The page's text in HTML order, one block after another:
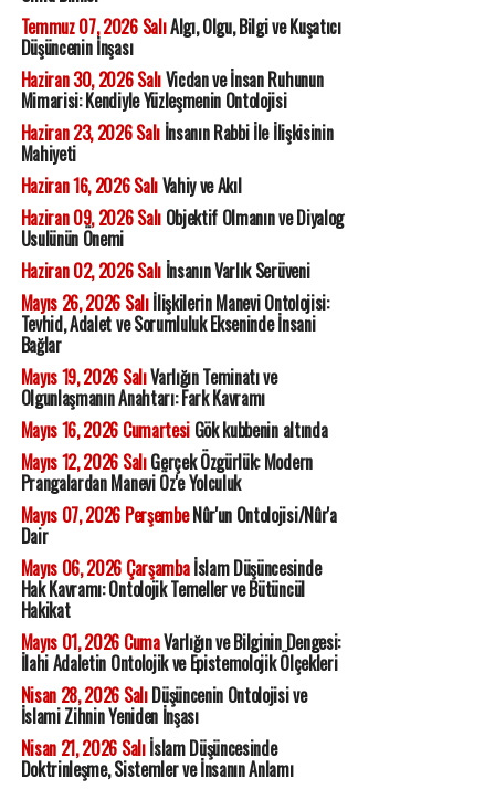
Temmuz 07, 2026 SalıAlgı, Olgu, Bilgi ve Kuşatıcı
Düşüncenin İnşası
Haziran 30, 2026 SalıVicdan ve İnsan Ruhunun
Mimarisi: Kendiyle Yüzleşmenin Ontolojisi
Haziran 23, 2026 Salıİnsanın Rabbi İle İlişkisinin
Mahiyeti
Haziran 16, 2026 SalıVahiy ve Akıl
Haziran 09, 2026 SalıObjektif Olmanın ve Diyalog
Usulünün Önemi
Haziran 02, 2026 Salıİnsanın Varlık Serüveni
Mayıs 26, 2026 Salıİlişkilerin Manevi Ontolojisi:
Tevhid, Adalet ve Sorumluluk Ekseninde İnsani
Bağlar
Mayıs 19, 2026 SalıVarlığın Teminatı ve
Olgunlaşmanın Anahtarı: Fark Kavramı
Mayıs 16, 2026 CumartesiGök kubbenin altında
Mayıs 12, 2026 SalıGerçek Özgürlük: Modern
Prangalardan Manevi Öz'e Yolculuk
Mayıs 07, 2026 PerşembeNûr'un Ontolojisi/Nûr'a
Dair
Mayıs 06, 2026 Çarşambaİslam Düşüncesinde
Hak Kavramı: Ontolojik Temeller ve Bütüncül
Hakikat
Mayıs 01, 2026 CumaVarlığın ve Bilginin Dengesi:
İlahi Adaletin Ontolojik ve Epistemolojik Ölçekleri
Nisan 28, 2026 SalıDüşüncenin Ontolojisi ve
İslami Zihnin Yeniden İnşası
Nisan 21, 2026 Salıİslam Düşüncesinde
Doktrinleşme, Sistemler ve İnsanın Anlamı